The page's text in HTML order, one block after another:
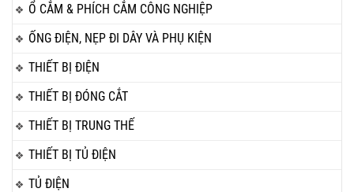
Ổ CẮM & PHÍCH CẮM CÔNG NGHIỆP
ỐNG ĐIỆN, NẸP ĐI DÂY VÀ PHỤ KIỆN
THIẾT BỊ ĐIỆN
THIẾT BỊ ĐÓNG CẮT
THIẾT BỊ TRUNG THẾ
THIẾT BỊ TỦ ĐIỆN
TỦ ĐIỆN